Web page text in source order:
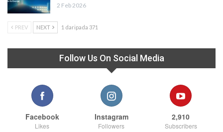
2 Feb 2026
PREV NEXT 1 daripada 371
Follow Us On Social Media
Facebook
Likes
Instagram
Followers
2,910
Subscribers